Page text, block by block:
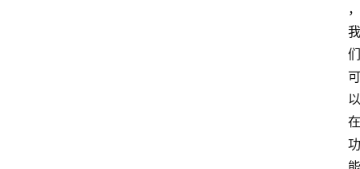
，
我
们
可
以
在
功